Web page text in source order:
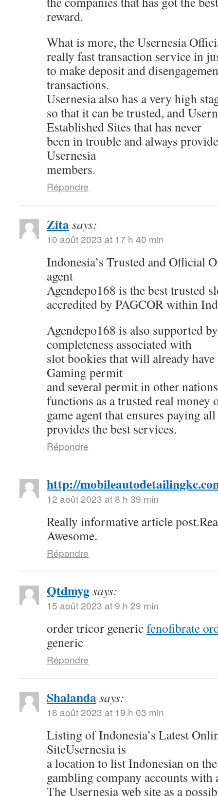
reward.
What is more, the Usernesia
really fast transaction service in
to make deposit and
transactions.
Usernesia also has a very high
so that it can be trusted, and
Established Sites that has never
been in trouble and always
Usernesia
members.
Répondre
Zitasays:
10 août 2023 at 17 h 40 min
Indonesia’s Trusted and Official
agent
Agendepo168 is the best trusted
accredited by PAGCOR within
Agendepo168 is also supported
completeness associated with
slot bookies that will already
Gaming permit
and several permit in other
functions as a trusted real money
game agent that ensures paying
provides the best services.
Répondre
http://
12 août 2023 at 8 h 39 min
Really informative article
Awesome.
Répondre
Qtdmygsays:
15 août 2023 at 9 h 29 min
order tricor genericfenofibrate
generic
Répondre
Shalandasays:
16 août 2023 at 19 h 03 min
Listing of Indonesia’s Latest
SiteUsernesia is
a location to list Indonesian on
gambling company accounts with
The Usernesia web site as a